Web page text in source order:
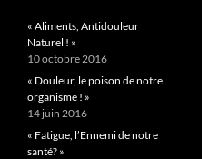
« Aliments, Antidouleur
Naturel ! »
10 octobre 2016
« Douleur, le poison de notre
organisme ! »
14 juin 2016
« Fatigue, l’Ennemi de notre
santé? »